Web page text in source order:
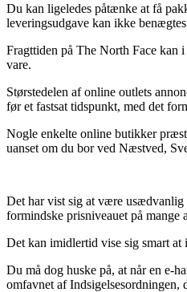
Du kan ligeledes påtænke at få
leveringsudgave kan ikke
Fragttiden på The North Face kan
vare.
Størstedelen af online outlets
før et fastsat tidspunkt, med det
Nogle enkelte online butikker
uanset om du bor ved Næstved,
Det har vist sig at være usædvanlig
formindske prisniveauet på mange
Det kan imidlertid vise sig smart at
Du må dog huske på, at når en e-
omfavnet af